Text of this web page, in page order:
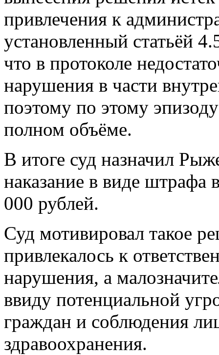
привлечения к
установленный статьёй
что в протоколе
нарушения в части
поэтому по этому
полном объёме.
В итоге суд назначил
наказание в виде
000 рублей.
Суд мотивировал такое
привлекалось к
нарушения, а
ввиду потенциальной
граждан и соблюдения
здравоохранения.